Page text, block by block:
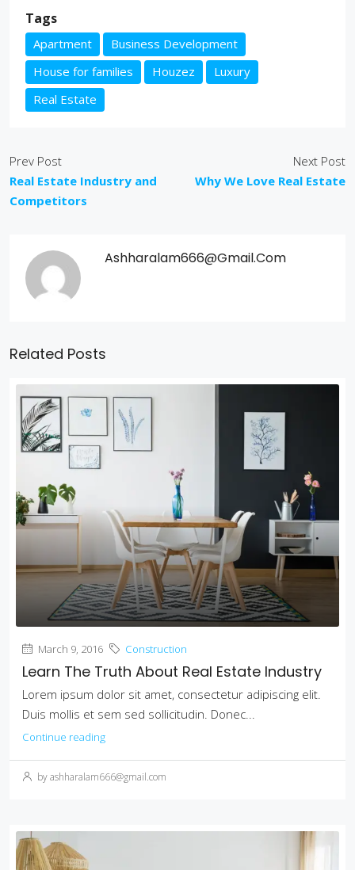
Tags
Apartment
Business Development
House for families
Houzez
Luxury
Real Estate
Prev Post
Real Estate Industry and
Competitors
Next Post
Why We Love Real Estate
Ashharalam666@gmail.com
Related Posts
March 9, 2016 Construction
Learn The Truth About Real Estate Industry
Lorem ipsum dolor sit amet, consectetur adipiscing elit.
Duis mollis et sem sed sollicitudin. Donec...
Continue reading
by ashharalam666@gmail.com